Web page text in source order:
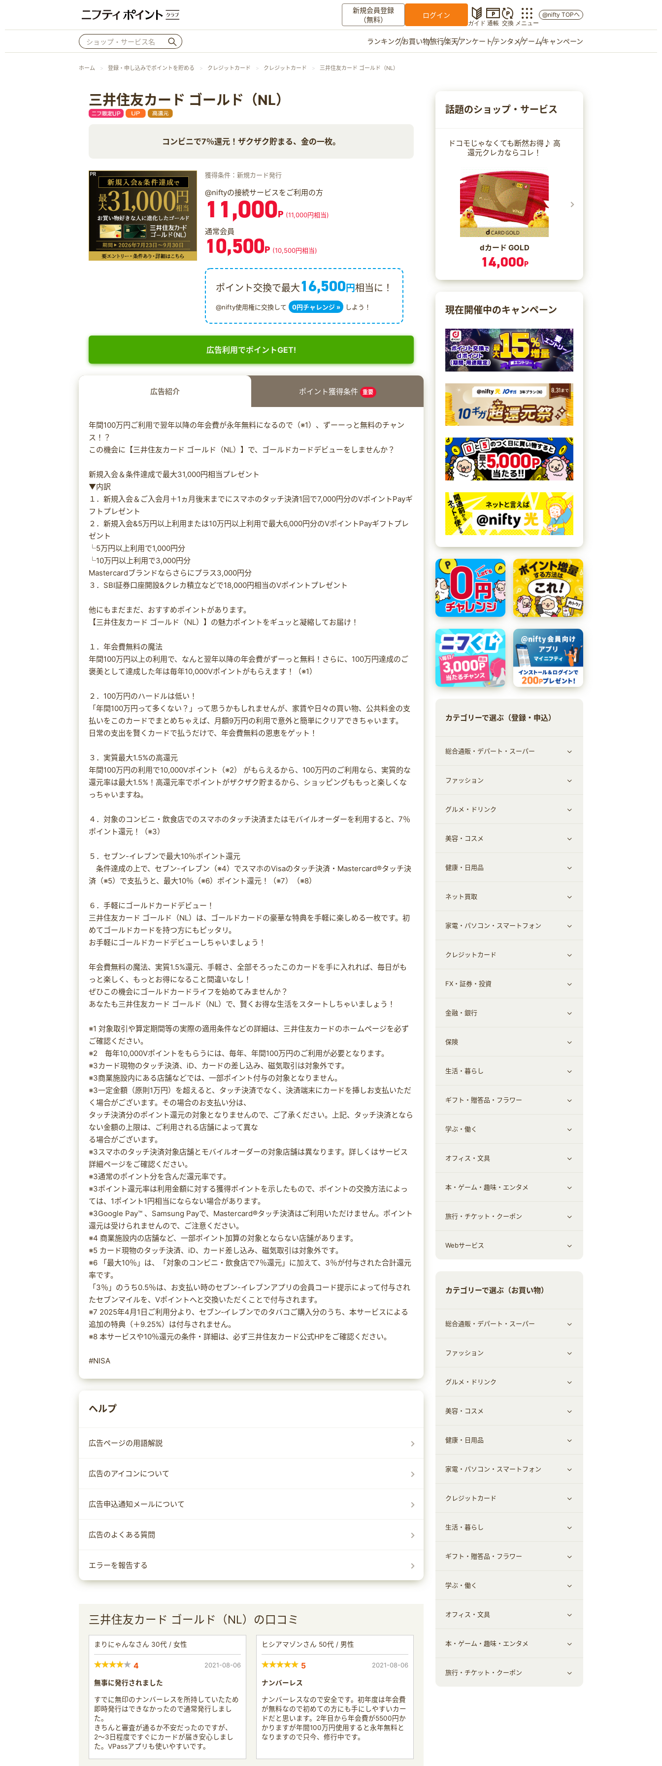
新規会員登録
（無料）
ログイン
ガイド 通帳 交換 メニュー
お知らせ
ご意見箱
@nifty TOPへ
ランキングお買い物旅行楽天アンケートテンタメゲームキャンペーン
ホーム 登録・申し込みでポイントを貯める クレジットカード クレジットカード 三井住友カード ゴールド（NL）
三井住友カード ゴールド（NL）
コンビニで7％還元！ザクザク貯まる、金の一枚。
獲得条件：新規カード発行
@niftyの接続サービスをご利用の方
11,000P (11,000円相当)
通常会員
10,500P (10,500円相当)
ポイント交換で最大16,500円相当に！
@nifty使用権に交換して 0円チャレンジ » しよう！
広告利用でポイントGET!
広告紹介 ポイント獲得条件 重要
年間100万円ご利用で翌年以降の年会費が永年無料になるので（※1）、ずーーっと無料のチャン
ス！？
この機会に【三井住友カード ゴールド（NL）】で、ゴールドカードデビューをしませんか？
新規入会＆条件達成で最大31,000円相当プレゼント
▼内訳
１．新規入会＆ご入会月＋1ヵ月後末までにスマホのタッチ決済1回で7,000円分のVポイントPayギ
フトプレゼント
２．新規入会&5万円以上利用または10万円以上利用で最大6,000円分のVポイントPayギフトプレ
ゼント
└5万円以上利用で1,000円分
└10万円以上利用で3,000円分
Mastercardブランドならさらにプラス3,000円分
３．SBI証券口座開設&クレカ積立などで18,000円相当のVポイントプレゼント
他にもまだまだ、おすすめポイントがあります。
【三井住友カード ゴールド（NL）】の魅力ポイントをギュッと凝縮してお届け！
１．年会費無料の魔法
年間100万円以上の利用で、なんと翌年以降の年会費がずーっと無料！さらに、100万円達成のご
褒美として達成した年は毎年10,000Vポイントがもらえます！（※1）
２．100万円のハードルは低い！
「年間100万円って多くない？」って思うかもしれませんが、家賃や日々の買い物、公共料金の支
払いをこのカードでまとめちゃえば、月額9万円の利用で意外と簡単にクリアできちゃいます。
日常の支出を賢くカードで払うだけで、年会費無料の恩恵をゲット！
３．実質最大1.5%の高還元
年間100万円の利用で10,000Vポイント（※2） がもらえるから、100万円のご利用なら、実質的な
還元率は最大1.5%！高還元率でポイントがザクザク貯まるから、ショッピングももっと楽しくな
っちゃいますね。
４．対象のコンビニ・飲食店でのスマホのタッチ決済またはモバイルオーダーを利用すると、7％
ポイント還元！（※3）
５．セブン-イレブンで最大10％ポイント還元
条件達成の上で、セブン-イレブン（※4）でスマホのVisaのタッチ決済・Mastercard®タッチ決
済（※5）で支払うと、最大10％（※6）ポイント還元！（※7）（※8）
６．手軽にゴールドカードデビュー！
三井住友カード ゴールド（NL）は、ゴールドカードの豪華な特典を手軽に楽しめる一枚です。初
めてゴールドカードを持つ方にもピッタリ。
お手軽にゴールドカードデビューしちゃいましょう！
年会費無料の魔法、実質1.5%還元、手軽さ、全部そろったこのカードを手に入れれば、毎日がも
っと楽しく、もっとお得になること間違いなし！
ぜひこの機会にゴールドカードライフを始めてみませんか？
あなたも三井住友カード ゴールド（NL）で、賢くお得な生活をスタートしちゃいましょう！
※1 対象取引や算定期間等の実際の適用条件などの詳細は、三井住友カードのホームページを必ず
ご確認ください。
※2 毎年10,000Vポイントをもらうには、毎年、年間100万円のご利用が必要となります。
※3カード現物のタッチ決済、iD、カードの差し込み、磁気取引は対象外です。
※3商業施設内にある店舗などでは、一部ポイント付与の対象となりません。
※3一定金額（原則1万円）を超えると、タッチ決済でなく、決済端末にカードを挿しお支払いただ
く場合がございます。その場合のお支払い分は、
タッチ決済分のポイント還元の対象となりませんので、ご了承ください。上記、タッチ決済となら
ない金額の上限は、ご利用される店舗によって異な
る場合がございます。
※3スマホのタッチ決済対象店舗とモバイルオーダーの対象店舗は異なります。詳しくはサービス
詳細ページをご確認ください。
※3通常のポイント分を含んだ還元率です。
※3ポイント還元率は利用金額に対する獲得ポイントを示したもので、ポイントの交換方法によっ
ては、1ポイント1円相当にならない場合があります。
※3Google Pay™ 、Samsung Payで、Mastercard®タッチ決済はご利用いただけません。ポイント
還元は受けられませんので、ご注意ください。
※4 商業施設内の店舗など、一部ポイント加算の対象とならない店舗があります。
※5 カード現物のタッチ決済、iD、カード差し込み、磁気取引は対象外です。
※6 「最大10％」は、「対象のコンビニ・飲食店で7％還元」に加えて、3％が付与された合計還元
率です。
「3％」のうち0.5％は、お支払い時のセブン-イレブンアプリの会員コード提示によって付与され
たセブンマイルを、Vポイントへと交換いただくことで付与されます。
※7 2025年4月1日ご利用分より、セブン‐イレブンでのタバコご購入分のうち、本サービスによる
追加の特典（＋9.25%）は付与されません。
※8 本サービスや10％還元の条件・詳細は、必ず三井住友カード公式HPをご確認ください。
#NISA
ヘルプ
広告ページの用語解説
広告のアイコンについて
広告申込通知メールについて
広告のよくある質問
エラーを報告する
三井住友カード ゴールド（NL）の口コミ
まりにゃんなさん 30代 / 女性
4 2021-08-06
無事に発行されました
すでに無印のナンバーレスを所持していたため
即時発行はできなかったので通常発行しまし
た。
きちんと審査が通るか不安だったのですが、
2〜3日程度ですぐにカードが届き安心しまし
た。VPassアプリも使いやすいです。
ヒシアマゾンさん 50代 / 男性
5 2021-08-06
ナンバーレス
ナンバーレスなので安全です。初年度は年会費
が無料なので初めての方にも手にしやすいカー
ドだと思います。2年目から年会費が5500円か
かりますが年間100万円使用すると永年無料と
なりますので只今、修行中です。
話題のショップ・サービス
ドコモじゃなくても断然お得♪ 高
還元クレカならコレ！
dカード GOLD
14,000P
現在開催中のキャンペーン
カテゴリーで選ぶ（登録・申込）
総合通販・デパート・スーパー
すべて見る
総合通販
ファッション
すべて見る
ファッション
インナー・下着
スーツ・フォーマル
グルメ・ドリンク
すべて見る
グルメ
お酒
食材宅配
ウォーターサーバー
美容・コスメ
すべて見る
ヘアケア
エステ・サロン
メンズ美容
健康・日用品
すべて見る
スポーツ・フィットネス
日用品・薬局・からだ
ネット買取
すべて見る
ネット買取
家電・パソコン・スマートフォン
すべて見る
家電・パソコン・ソフトウェア
通信・レンタルサーバー
スマホ・携帯電話・SIM
定額制有料コンテンツ
クレジットカード
すべて見る
クレジットカード
FX・証券・投資
すべて見る
証券
仮想通貨
その他投資
金融・銀行
銀行・ネット銀行
キャッシング・ローン
その他金融
保険
すべて見る
保険相談・面談
生活・暮らし
すべて見る
住まい・暮らし
不動産
引越し
エコ・エネルギー
車情報・カーシェア・レンタル
ギフト・贈答品・フラワー
すべて見る
ギフト・贈答品
学ぶ・働く
すべて見る
習い事・学習・学校
仕事・転職
オフィス・文具
すべて見る
オフィス・文具
本・ゲーム・趣味・エンタメ
すべて見る
ゲーム・趣味
旅行・チケット・クーポン
すべて見る
Webサービス
カテゴリーで選ぶ（お買い物）
総合通販・デパート・スーパー
すべて見る
総合通販
デパート・スーパー
ファッション
すべて見る
ファッション
インナー・下着
靴・フットウェア
小物・かばん
スーツ・フォーマル
グルメ・ドリンク
すべて見る
グルメ
ドリンク
お酒
食材宅配
美容・コスメ
すべて見る
スキンケア
メイクアップ
ヘアケア
メンズ美容
美容・ダイエット用品
脱毛用品
美容食品
健康・日用品
すべて見る
健康食品｜青汁・飲料
健康食品｜乳酸菌・ケフィア
健康食品｜その他
スポーツ・フィットネス
日用品・薬局・からだ
家電・パソコン・スマートフォン
すべて見る
家電・パソコン・ソフトウェア
スマホ・携帯電話・SIM
クレジットカード
すべて見る
クレジットカード
生活・暮らし
すべて見る
車情報・カーシェア・レンタル
お役立ち
生活雑貨・家具インテリア
赤ちゃん・こども・マタニティ
ギフト・贈答品・フラワー
すべて見る
ギフト・贈答品
フラワー
学ぶ・働く
すべて見る
習い事・学習・学校
オフィス・文具
すべて見る
オフィス・文具
本・ゲーム・趣味・エンタメ
すべて見る
旅行・チケット・クーポン